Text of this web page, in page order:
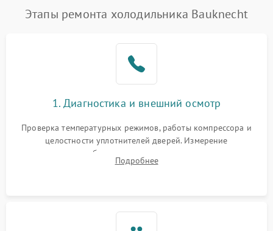
Этапы ремонта холодильника Bauknecht
1. Диагностика и внешний осмотр
Проверка температурных режимов, работы компрессора и
целостности уплотнителей дверей. Измерение
сопротивления обмоток мотора, проверка термостата и
считывание кодов ошибок с электронного дисплея.
Подробнее